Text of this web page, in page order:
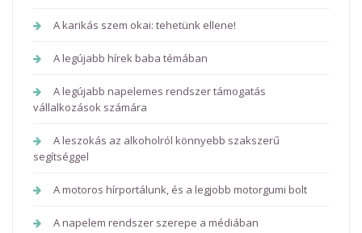
A karikás szem okai: tehetünk ellene!
A legújabb hírek baba témában
A legújabb napelemes rendszer támogatás
vállalkozások számára
A leszokás az alkoholról könnyebb szakszerű
segítséggel
A motoros hírportálunk, és a legjobb motorgumi bolt
A napelem rendszer szerepe a médiában